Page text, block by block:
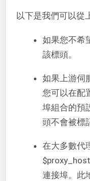
以下是我們可以從
如果您不希
該標頭。
如果上游伺
您可以在配
埠組合的預
頭不會被標
在大多數代
連接埠。此